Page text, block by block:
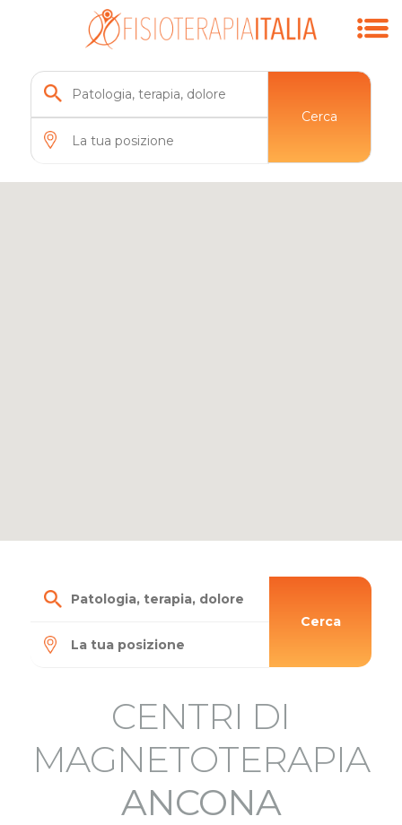
Cerca
Cerca
CENTRI DI
MAGNETOTERAPIA
ANCONA